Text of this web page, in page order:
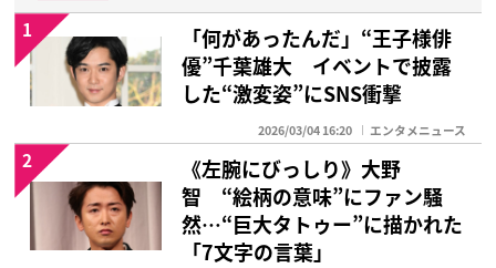
「何があったんだ」“王子様俳
優”千葉雄大 イベントで披露
した“激変姿”にSNS衝撃
2026/03/04 16:20 エンタメニュース
1
《左腕にびっしり》大野
智 “絵柄の意味”にファン騒
然…“巨大タトゥー”に描かれた
「7文字の言葉」
2